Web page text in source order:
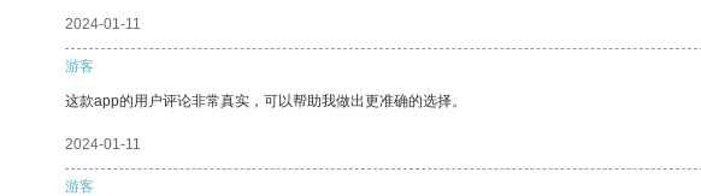
2024-01-11
游客
这款app的用户评论非常真实，可以帮助我做出更准确的选择。
2024-01-11
游客